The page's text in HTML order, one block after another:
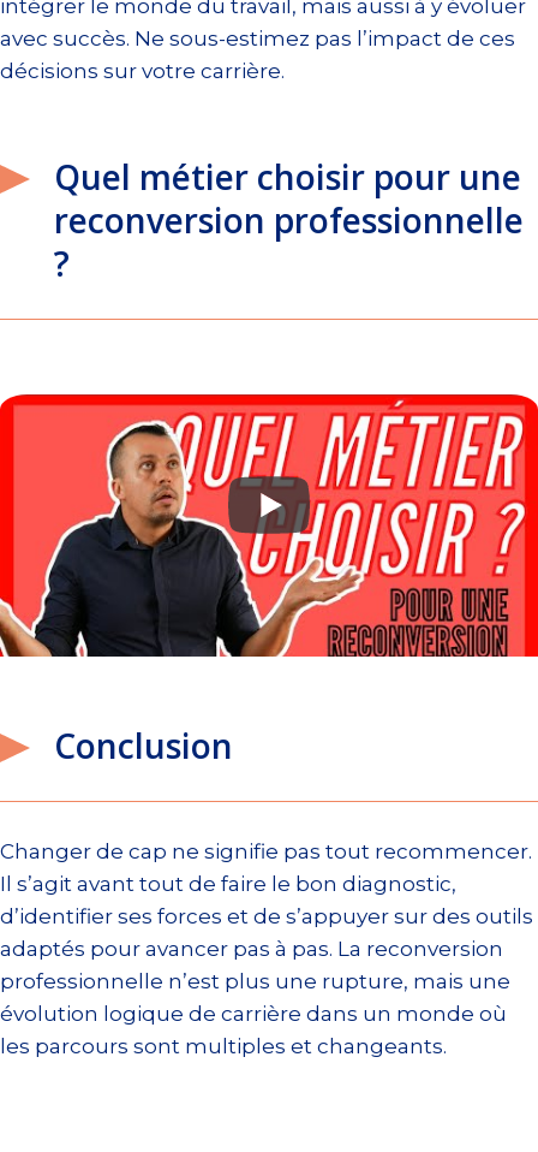
intégrer le monde du travail, mais aussi à y évoluer
avec succès. Ne sous-estimez pas l’impact de ces
décisions sur votre carrière.
Quel métier choisir pour une
reconversion professionnelle
?
Conclusion
Changer de cap ne signifie pas tout recommencer.
Il s’agit avant tout de faire le bon diagnostic,
d’identifier ses forces et de s’appuyer sur des outils
adaptés pour avancer pas à pas. La reconversion
professionnelle n’est plus une rupture, mais une
évolution logique de carrière dans un monde où
les parcours sont multiples et changeants.